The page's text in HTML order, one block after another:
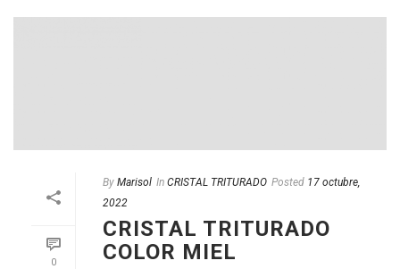
0
By Marisol In CRISTAL TRITURADO Posted 17 octubre,
2022
CRISTAL TRITURADO
COLOR MIEL